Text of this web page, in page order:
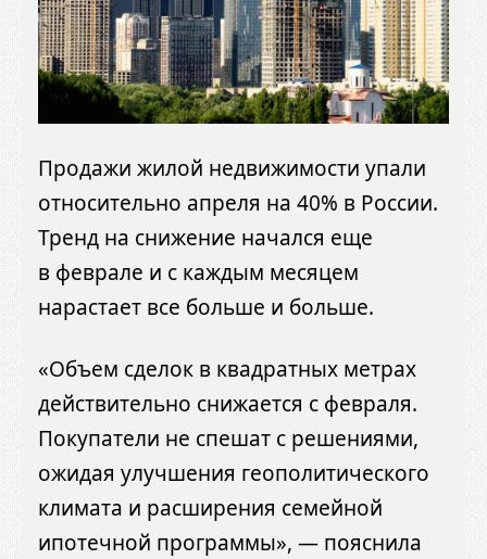
Продажи жилой недвижимости упали
относительно апреля на 40% в России.
Тренд на снижение начался еще
в феврале и с каждым месяцем
нарастает все больше и больше.
«Объем сделок в квадратных метрах
действительно снижается с февраля.
Покупатели не спешат с решениями,
ожидая улучшения геополитического
климата и расширения семейной
ипотечной программы», — пояснила